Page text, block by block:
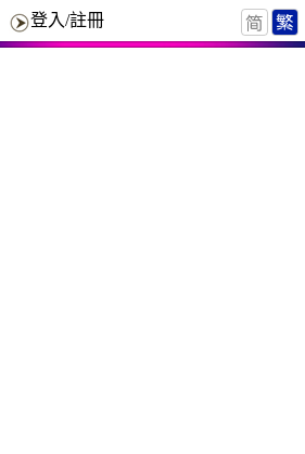
登入/註冊